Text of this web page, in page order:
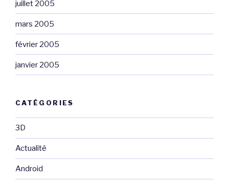
juillet 2005
mars 2005
février 2005
janvier 2005
CATÉGORIES
3D
Actualité
Android